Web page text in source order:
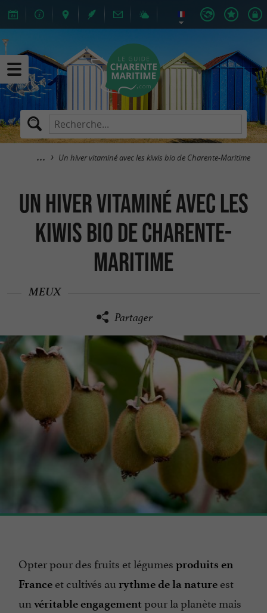
Un hiver vitaminé avec les kiwis bio de Charente-Maritime
Un hiver vitaminé avec les
kiwis bio de Charente-
Maritime
MEUX
Partager
Opter pour des fruits et légumes produits en
France et cultivés au rythme de la nature est
un véritable engagement pour la planète mais